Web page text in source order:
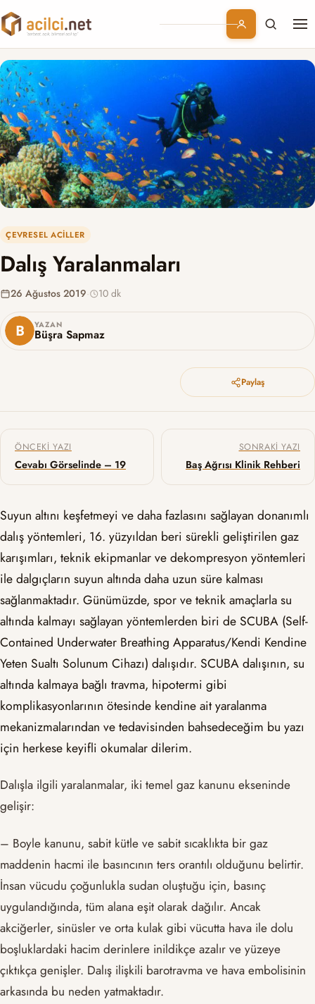
Branşlar
Konular
Kurumsal
Abonelik
ÇEVRESEL ACILLER
Dalış Yaralanmaları
YAZAN
Büşra Sapmaz
26 Ağustos 2019· 10 dk
Paylaş
Yazı gezinmesi
ÖNCEKI YAZI
Cevabı Görselinde – 19
SONRAKI YAZI
Baş Ağrısı Klinik Rehberi
Suyun altını keşfetmeyi ve daha fazlasını sağlayan donanımlı
dalış yöntemleri, 16. yüzyıldan beri sürekli geliştirilen gaz
karışımları, teknik ekipmanlar ve dekompresyon yöntemleri
ile dalgıçların suyun altında daha uzun süre kalması
sağlanmaktadır. Günümüzde, spor ve teknik amaçlarla su
altında kalmayı sağlayan yöntemlerden biri de SCUBA (Self-
Contained Underwater Breathing Apparatus/Kendi Kendine
Yeten Sualtı Solunum Cihazı) dalışıdır. SCUBA dalışının, su
altında kalmaya bağlı travma, hipotermi gibi
komplikasyonlarının ötesinde kendine ait yaralanma
mekanizmalarından ve tedavisinden bahsedeceğim bu yazı
için herkese keyifli okumalar dilerim.
Dalışla ilgili yaralanmalar, iki temel gaz kanunu ekseninde
gelişir:
– Boyle kanunu, sabit kütle ve sabit sıcaklıkta bir gaz
maddenin hacmi ile basıncının ters orantılı olduğunu belirtir.
İnsan vücudu çoğunlukla sudan oluştuğu için, basınç
uygulandığında, tüm alana eşit olarak dağılır. Ancak
akciğerler, sinüsler ve orta kulak gibi vücutta hava ile dolu
boşluklardaki hacim derinlere inildikçe azalır ve yüzeye
çıktıkça genişler. Dalış ilişkili barotravma ve hava embolisinin
arkasında bu neden yatmaktadır.